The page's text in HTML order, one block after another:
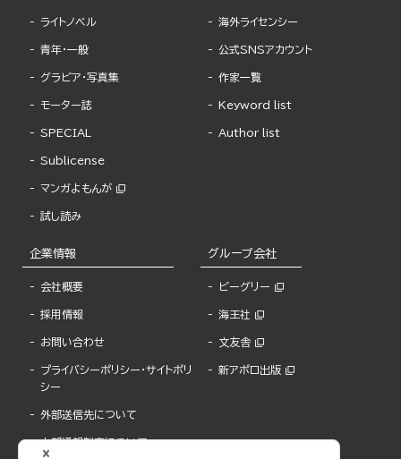
ライトノベル
青年・一般
グラビア・写真集
モーター誌
SPECIAL
Sublicense
マンガよもんが
試し読み
海外ライセンシー
公式SNSアカウント
作家一覧
Keyword list
Author list
企業情報
会社概要
採用情報
お問い合わせ
プライバシーポリシー・サイトポリ
シー
外部送信先について
内部通報制度について
グループ会社
ビーグリー
海王社
文友舎
新アポロ出版